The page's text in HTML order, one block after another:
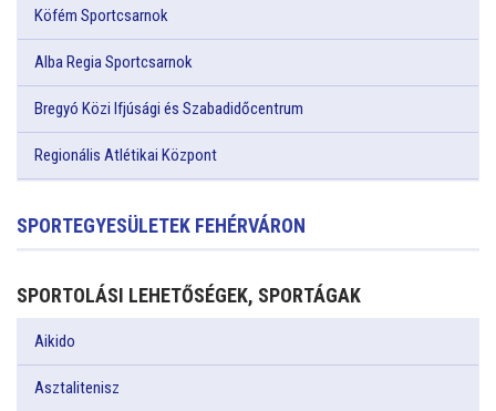
Köfém Sportcsarnok
Alba Regia Sportcsarnok
Bregyó Közi Ifjúsági és Szabadidőcentrum
Regionális Atlétikai Központ
SPORTEGYESÜLETEK FEHÉRVÁRON
SPORTOLÁSI LEHETŐSÉGEK, SPORTÁGAK
Aikido
Asztalitenisz